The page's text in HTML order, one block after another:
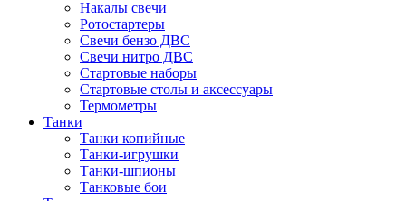
Накалы свечи
Ротостартеры
Свечи бензо ДВС
Свечи нитро ДВС
Стартовые наборы
Стартовые столы и аксессуары
Термометры
Танки
Танки копийные
Танки-игрушки
Танки-шпионы
Танковые бои